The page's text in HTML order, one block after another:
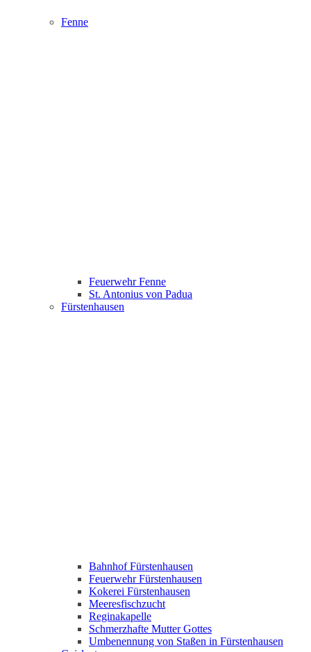
Fenne
Feuerwehr Fenne
St. Antonius von Padua
Fürstenhausen
Bahnhof Fürstenhausen
Feuerwehr Fürstenhausen
Kokerei Fürstenhausen
Meeresfischzucht
Reginakapelle
Schmerzhafte Mutter Gottes
Umbenennung von Staßen in Fürstenhausen